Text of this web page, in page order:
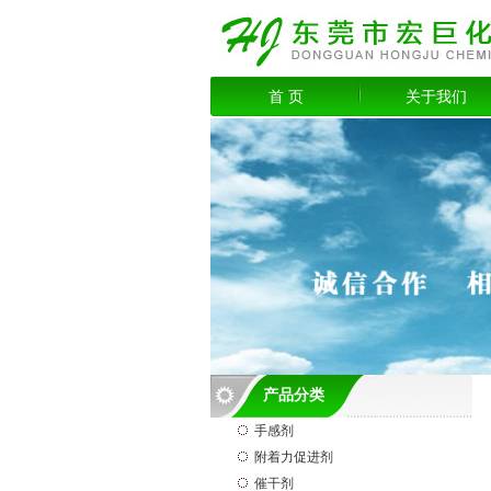
首 页 关于我们
产品分类
手感剂
附着力促进剂
催干剂